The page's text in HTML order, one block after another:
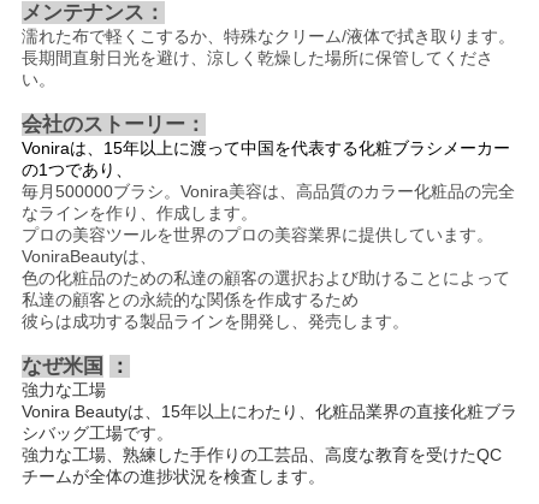
メンテナンス：
濡れた布で軽くこするか、特殊なクリーム/液体で拭き取ります。
長期間直射日光を避け、涼しく乾燥した場所に保管してくださ
い。
会社のストーリー：
Voniraは、15年以上に渡って中国を代表する化粧ブラシメーカー
の1つであり、
毎月500000ブラシ。Vonira美容は、高品質のカラー化粧品の完全
なラインを作り、作成します。
プロの美容ツールを世界のプロの美容業界に提供しています。
VoniraBeautyは、
色の化粧品のための私達の顧客の選択および助けることによって
私達の顧客との永続的な関係を作成するため
彼らは成功する製品ラインを開発し、発売します。
なぜ米国 ：
強力な工場
Vonira Beautyは、15年以上にわたり、化粧品業界の直接化粧ブラ
シバッグ工場です。
強力な工場、熟練した手作りの工芸品、高度な教育を受けたQC
チームが全体の進捗状況を検査します。